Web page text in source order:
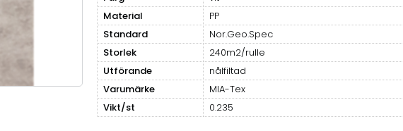
Material
PP
Standard
Nor.Geo.Spec
Storlek
240m2/rulle
Utförande
nålfiltad
Varumärke
MIA-Tex
Vikt/st
0.235